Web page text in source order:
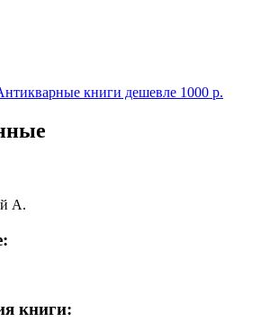
книги дешевле 1000 р.
А.
книги: